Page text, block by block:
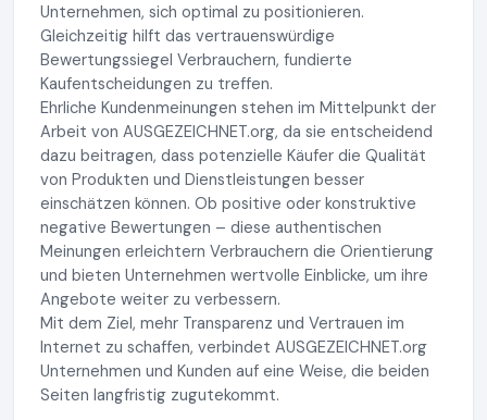
Unternehmen, sich optimal zu positionieren.
Gleichzeitig hilft das vertrauenswürdige
Bewertungssiegel Verbrauchern, fundierte
Kaufentscheidungen zu treffen.
Ehrliche Kundenmeinungen stehen im Mittelpunkt der
Arbeit von AUSGEZEICHNET.org, da sie entscheidend
dazu beitragen, dass potenzielle Käufer die Qualität
von Produkten und Dienstleistungen besser
einschätzen können. Ob positive oder konstruktive
negative Bewertungen – diese authentischen
Meinungen erleichtern Verbrauchern die Orientierung
und bieten Unternehmen wertvolle Einblicke, um ihre
Angebote weiter zu verbessern.
Mit dem Ziel, mehr Transparenz und Vertrauen im
Internet zu schaffen, verbindet AUSGEZEICHNET.org
Unternehmen und Kunden auf eine Weise, die beiden
Seiten langfristig zugutekommt.